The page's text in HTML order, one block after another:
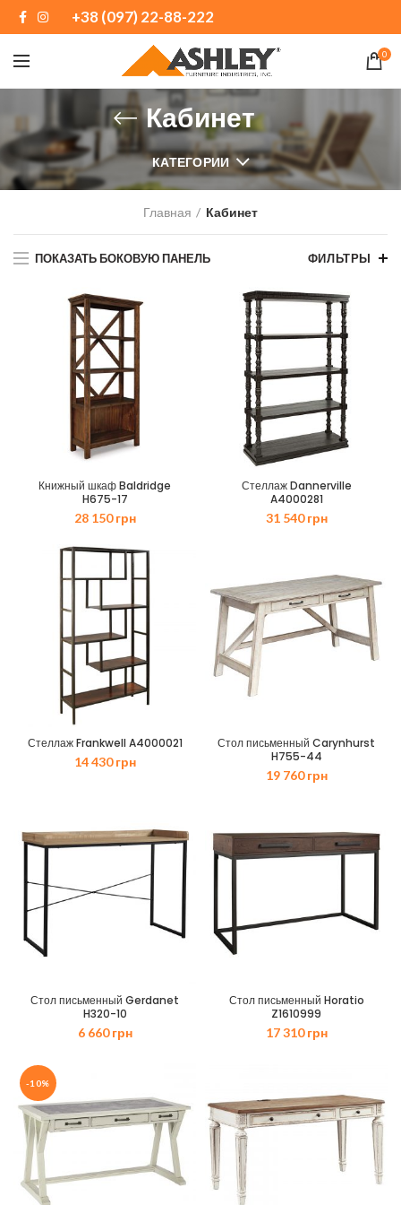
+38 (097) 22-88-222
0
Кабинет
КАТЕГОРИИ
Главная Кабинет
ПОКАЗАТЬ БОКОВУЮ ПАНЕЛЬ ФИЛЬТРЫ
Книжный шкаф Baldridge
H675-17
28 150грн
Стеллаж Dannerville
A4000281
31 540грн
Стеллаж Frankwell A4000021
14 430грн
Стол письменный Carynhurst
H755-44
19 760грн
Стол письменный Gerdanet
H320-10
6 660грн
Стол письменный Horatio
Z1610999
17 310грн
-10%